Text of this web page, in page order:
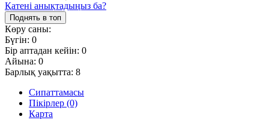
Қатені анықтадыңыз ба?
Поднять в топ
Көру саны:
Бүгін: 0
Бір аптадан кейін: 0
Айына: 0
Барлық уақытта: 8
Сипаттамасы
Пікірлер (0)
Карта